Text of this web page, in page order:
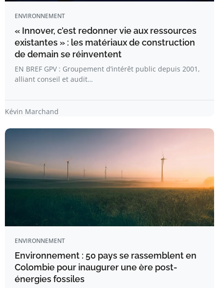
ENVIRONNEMENT
« Innover, c’est redonner vie aux ressources
existantes » : les matériaux de construction
de demain se réinventent
EN BREF GPV : Groupement d’intérêt public depuis 2001,
alliant conseil et audit…
Kévin Marchand
ENVIRONNEMENT
Environnement : 50 pays se rassemblent en
Colombie pour inaugurer une ère post-
énergies fossiles